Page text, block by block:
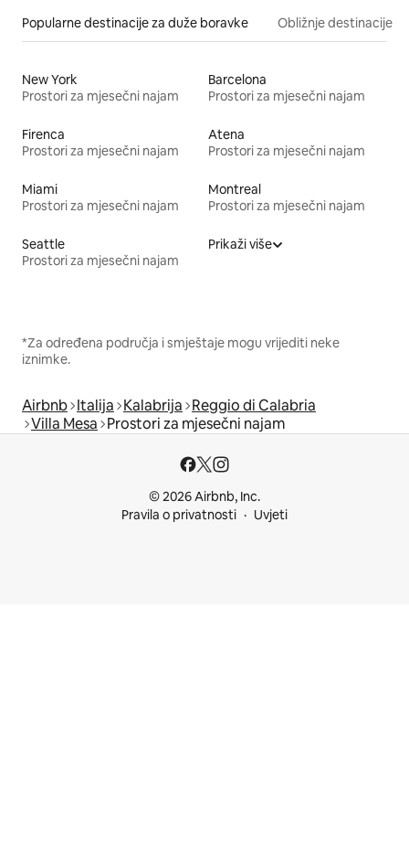
Popularne destinacije za duže boravke Obližnje destinacije
New York
Prostori za mjesečni najam
Barcelona
Prostori za mjesečni najam
Firenca
Prostori za mjesečni najam
Atena
Prostori za mjesečni najam
Miami
Prostori za mjesečni najam
Montreal
Prostori za mjesečni najam
Seattle
Prostori za mjesečni najam
Prikaži više
*Za određena područja i smještaje mogu vrijediti neke
iznimke.
Airbnb Italija Kalabrija Reggio di Calabria
Villa Mesa Prostori za mjesečni najam
© 2026 Airbnb, Inc.
Pravila o privatnosti
Uvjeti